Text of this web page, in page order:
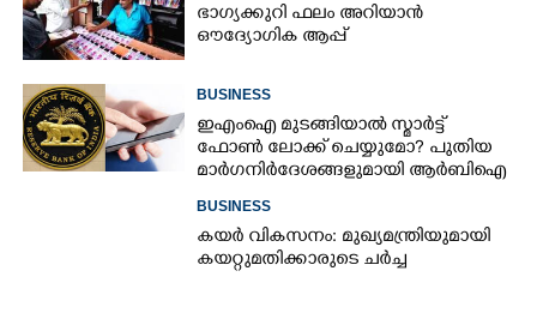
ഭാഗ്യക്കുറി ഫലം അറിയാൻ
ഔദ്യോഗിക ആപ്പ്
BUSINESS
ഇഎംഐ മുടങ്ങിയാൽ സ്മാർട്ട്
ഫോൺ ലോക്ക് ചെയ്യുമോ? പുതിയ
മാർഗനിർദേശങ്ങളുമായി ആർബിഐ
BUSINESS
കയർ വികസനം: മുഖ്യമന്ത്രിയുമായി
കയറ്റുമതിക്കാരുടെ ചർച്ച